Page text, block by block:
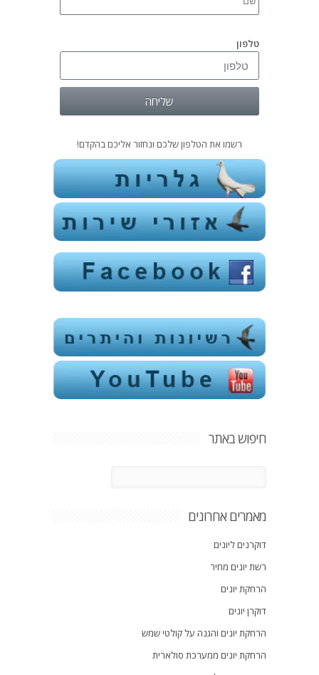
טלפון
שליחה
רשמו את הטלפון שלכם ונחזור אליכם בהקדם!
חיפוש באתר
מאמרים אחרונים
דוקרנים ליונים
רשת יונים מחיר
הרחקת יונים
דוקרן יונים
הרחקת יונים והגנה על קולטי שמש
הרחקת יונים ממערכת סולארית